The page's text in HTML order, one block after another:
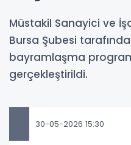
Müstakil Sanayici ve
Bursa Şubesi
bayramlaşma
gerçekleştirildi.
30-05-2026 15:30